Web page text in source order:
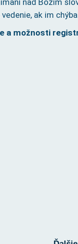
ak im
a možnosti